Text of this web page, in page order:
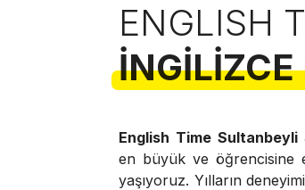
ENGLISH
English Time
en büyük ve öğrencisine
yaşıyoruz. Yılların